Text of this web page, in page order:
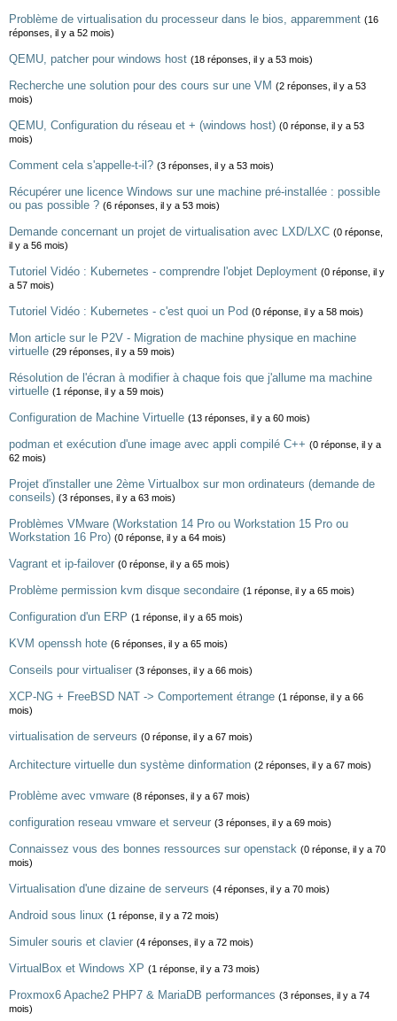
Problème de virtualisation du processeur dans le bios, apparemment (16
réponses, il y a 52 mois)
QEMU, patcher pour windows host (18 réponses, il y a 53 mois)
Recherche une solution pour des cours sur une VM (2 réponses, il y a 53
mois)
QEMU, Configuration du réseau et + (windows host) (0 réponse, il y a 53
mois)
Comment cela s'appelle-t-il? (3 réponses, il y a 53 mois)
Récupérer une licence Windows sur une machine pré-installée : possible
ou pas possible ? (6 réponses, il y a 53 mois)
Demande concernant un projet de virtualisation avec LXD/LXC (0 réponse,
il y a 56 mois)
Tutoriel Vidéo : Kubernetes - comprendre l'objet Deployment (0 réponse, il y
a 57 mois)
Tutoriel Vidéo : Kubernetes - c'est quoi un Pod (0 réponse, il y a 58 mois)
Mon article sur le P2V - Migration de machine physique en machine
virtuelle (29 réponses, il y a 59 mois)
Résolution de l'écran à modifier à chaque fois que j'allume ma machine
virtuelle (1 réponse, il y a 59 mois)
Configuration de Machine Virtuelle (13 réponses, il y a 60 mois)
podman et exécution d'une image avec appli compilé C++ (0 réponse, il y a
62 mois)
Projet d'installer une 2ème Virtualbox sur mon ordinateurs (demande de
conseils) (3 réponses, il y a 63 mois)
Problèmes VMware (Workstation 14 Pro ou Workstation 15 Pro ou
Workstation 16 Pro) (0 réponse, il y a 64 mois)
Vagrant et ip-failover (0 réponse, il y a 65 mois)
Problème permission kvm disque secondaire (1 réponse, il y a 65 mois)
Configuration d'un ERP (1 réponse, il y a 65 mois)
KVM openssh hote (6 réponses, il y a 65 mois)
Conseils pour virtualiser (3 réponses, il y a 66 mois)
XCP-NG + FreeBSD NAT -> Comportement étrange (1 réponse, il y a 66
mois)
virtualisation de serveurs (0 réponse, il y a 67 mois)
Architecture virtuelle dun système dinformation (2 réponses, il y a 67 mois)
Problème avec vmware (8 réponses, il y a 67 mois)
configuration reseau vmware et serveur (3 réponses, il y a 69 mois)
Connaissez vous des bonnes ressources sur openstack (0 réponse, il y a 70
mois)
Virtualisation d'une dizaine de serveurs (4 réponses, il y a 70 mois)
Android sous linux (1 réponse, il y a 72 mois)
Simuler souris et clavier (4 réponses, il y a 72 mois)
VirtualBox et Windows XP (1 réponse, il y a 73 mois)
Proxmox6 Apache2 PHP7 & MariaDB performances (3 réponses, il y a 74
mois)